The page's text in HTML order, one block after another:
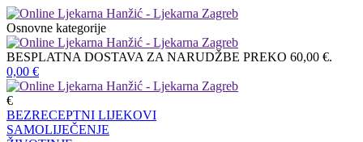
Osnovne kategorije
BESPLATNA DOSTAVA ZA NARUDŽBE PREKO 60,00 €.
0,00 €
€
BEZRECEPTNI LIJEKOVI
SAMOLIJEČENJE